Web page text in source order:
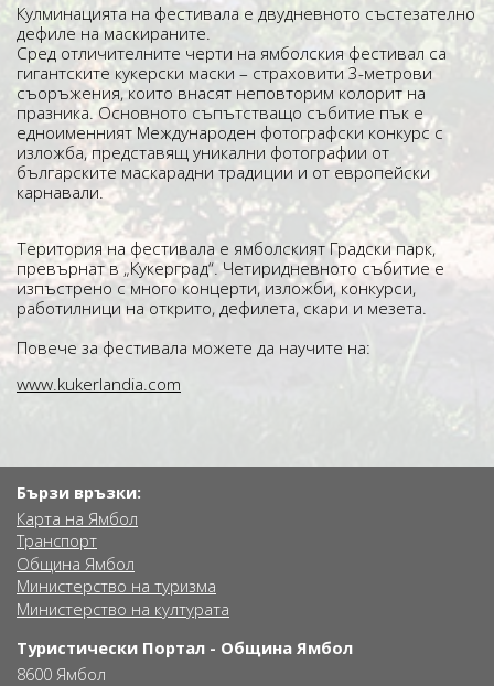
Кулминацията на фестивала е двудневното състезателно
дефиле на маскираните.
Сред отличителните черти на ямболския фестивал са
гигантските кукерски маски – страховити 3-метрови
съоръжения, които внасят неповторим колорит на
празника. Основното съпътстващо събитие пък е
едноименният Международен фотографски конкурс с
изложба, представящ уникални фотографии от
българските маскарадни традиции и от европейски
карнавали.
Територия на фестивала е ямболският Градски парк,
превърнат в „Кукерград“. Четиридневното събитие е
изпъстрено с много концерти, изложби, конкурси,
работилници на открито, дефилета, скари и мезета.
Повече за фестивала можете да научите на:
www.kukerlandia.com
Бързи връзки:
Карта на Ямбол
Транспорт
Община Ямбол
Министерство на туризма
Министерство на културата
Туристически Портал - Община Ямбол
8600 Ямбол